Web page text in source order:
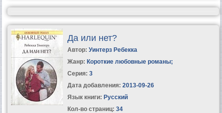
Да или нет?
Автор: Уинтерз Ребекка
Жанр: Короткие любовные романы;
Серия: 3
Дата добавления: 2013-09-26
Язык книги: Русский
Кол-во страниц: 34